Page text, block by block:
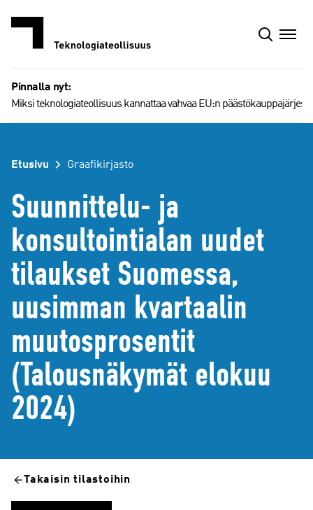
Pinnalla nyt:
Miksi teknologiateollisuus kannattaa vahvaa EU:n
Etusivu Graafikirjasto
Suunnittelu- ja
konsultointialan uudet
tilaukset Suomessa,
uusimman kvartaalin
muutosprosentit
(Talousnäkymät elokuu
2024)
Takaisin tilastoihin